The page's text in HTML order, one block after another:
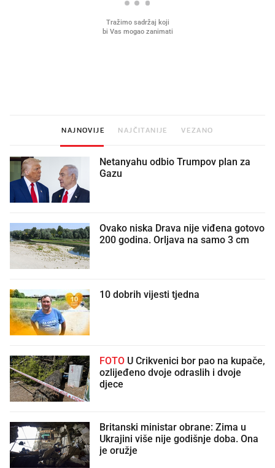
NAJNOVIJE NAJČITANIJE VEZANO
Netanyahu odbio Trumpov plan za
Gazu
Ovako niska Drava nije viđena gotovo
200 godina. Orljava na samo 3 cm
10 dobrih vijesti tjedna
FOTO
ozlijeđeno dvoje odraslih i dvoje
djece
Britanski ministar obrane: Zima u
Ukrajini više nije godišnje doba. Ona
je oružje